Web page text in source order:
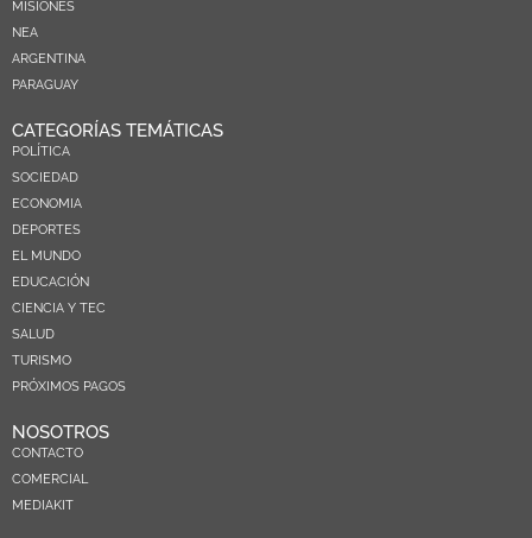
MISIONES
NEA
ARGENTINA
PARAGUAY
CATEGORÍAS TEMÁTICAS
POLÍTICA
SOCIEDAD
ECONOMIA
DEPORTES
EL MUNDO
EDUCACIÓN
CIENCIA Y TEC
SALUD
TURISMO
PRÓXIMOS PAGOS
NOSOTROS
CONTACTO
COMERCIAL
MEDIAKIT